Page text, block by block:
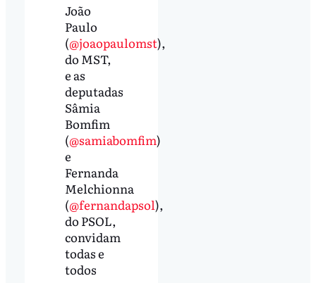
João
Paulo
(@joaopaulomst),
do MST,
e as
deputadas
Sâmia
Bomfim
(@samiabomfim)
e
Fernanda
Melchionna
(@fernandapsol),
do PSOL,
convidam
todas e
todos